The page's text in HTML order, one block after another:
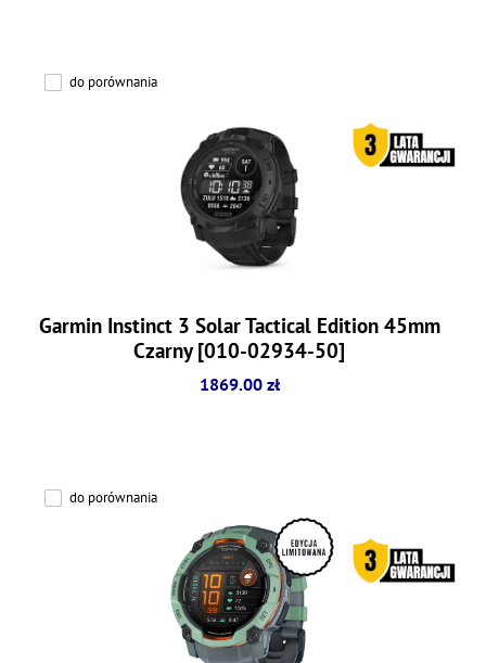
do porównania
Garmin Instinct 3 Solar Tactical Edition 45mm
Czarny [010-02934-50]
1869.00 zł
do porównania